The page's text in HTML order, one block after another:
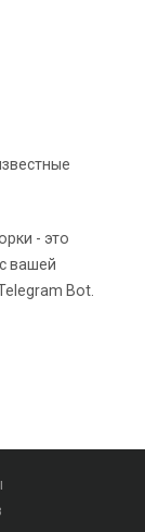
- это
вашей
Bot.